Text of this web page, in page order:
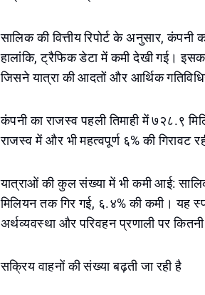
सालिक की वित्तीय रिपोर्ट के अनुसार, कंपनी
हालांकि, ट्रैफिक डेटा में कमी देखी गई।
जिसने यात्रा की आदतों और आर्थिक
कंपनी का राजस्व पहली तिमाही में ७२८.९
राजस्व में और भी महत्वपूर्ण ६% की गिरावट
यात्राओं की कुल संख्या में भी कमी आई:
मिलियन तक गिर गई, ६.४% की कमी। यह
अर्थव्यवस्था और परिवहन प्रणाली पर
सक्रिय वाहनों की संख्या बढ़ती जा रही है